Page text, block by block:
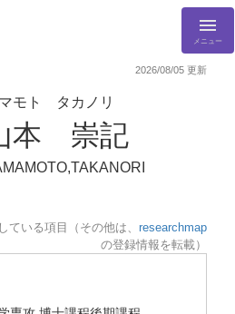
メニュー
2026/08/05 更新
モト タカノリ
本 崇記
ている項目（その他は、 researchmap
の登録情報を転載）